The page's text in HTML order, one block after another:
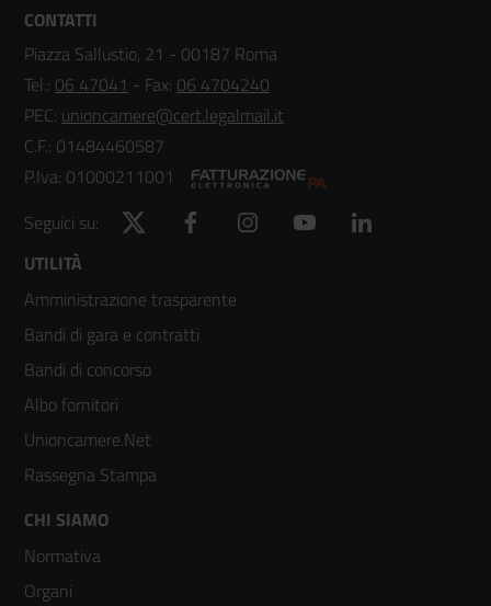
CONTATTI
Piazza Sallustio, 21 - 00187 Roma
Tel.: 06 47041 - Fax: 06 4704240
PEC: unioncamere@cert.legalmail.it
C.F.: 01484460587
P.Iva: 01000211001
Seguici su:
Twitter Facebook Instagram YouTube
Footer
menù
colonna
2
UTILITÀ
Amministrazione trasparente
Bandi di gara e contratti
Bandi di concorso
Albo fornitori
Unioncamere.Net
Rassegna Stampa
Footer
menù
CHI SIAMO
Normativa
Organi